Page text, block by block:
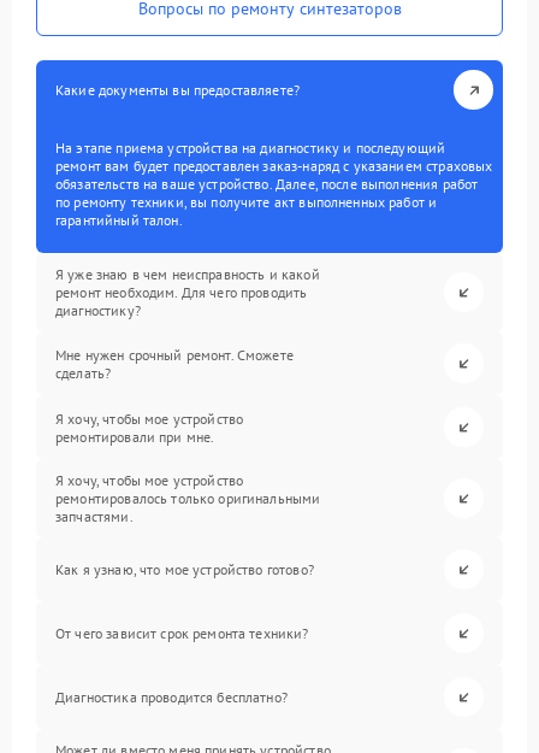
Вопросы по ремонту синтезаторов
Какие документы вы предоставляете?
На этапе приема устройства на диагностику и последующий
ремонт вам будет предоставлен заказ-наряд с указанием страховых
обязательств на ваше устройство. Далее, после выполнения работ
по ремонту техники, вы получите акт выполненных работ и
гарантийный талон.
Я уже знаю в чем неисправность и какой
ремонт необходим. Для чего проводить
диагностику?
Мне нужен срочный ремонт. Сможете
сделать?
Я хочу, чтобы мое устройство
ремонтировали при мне.
Я хочу, чтобы мое устройство
ремонтировалось только оригинальными
запчастями.
Как я узнаю, что мое устройство готово?
От чего зависит срок ремонта техники?
Диагностика проводится бесплатно?